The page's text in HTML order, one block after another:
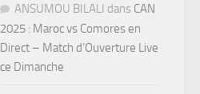
ANSUMOU BILALI dans CAN
2025 : Maroc vs Comores en
Direct – Match d’Ouverture Live
ce Dimanche